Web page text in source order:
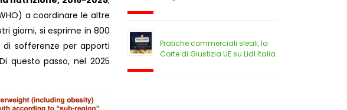
a coordinare le altre
giorni, si esprime in 800
di sofferenze per apporti
questo passo, nel 2025
Pratiche commerciali sleali, la
Corte di Giustizia UE su Lidl Italia